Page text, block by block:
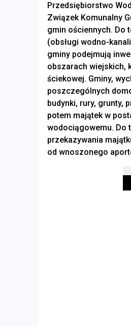
Przedsiębiorstwo
Związek Komunalny
gmin ościennych. Do
(obsługi wodno-
gminy podejmują
obszarach wiejskich,
ściekowej. Gminy,
poszczególnych
budynki, rury, grunty,
potem majątek w
wodociągowemu. Do
przekazywania
od wnoszonego